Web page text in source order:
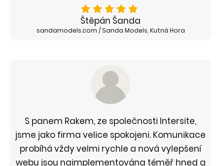
Štěpán Šanda
sandamodels.com / Sanda Models, Kutná Hora
S panem Rakem, ze společnosti Intersite,
jsme jako firma velice spokojeni. Komunikace
probíhá vždy velmi rychle a nová vylepšení
webu jsou naimplementována téměř hned a